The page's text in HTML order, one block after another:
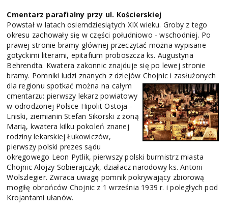
Cmentarz parafialny przy ul. Kościerskiej
Powstał w latach osiemdziesiątych XIX wieku. Groby z tego
okresu zachowały się w części południowo - wschodniej. Po
prawej stronie bramy głównej przeczytać można wypisane
gotyckimi literami, epitafium proboszcza ks. Augustyna
Behrendta. Kwatera zakonnic znajduje się po lewej stronie
bramy. Pomniki ludzi znanych z dziejów Chojnic i zasłużonych
dla regionu spotkać można na całym
cmentarzu: pierwszy lekarz powiatowy
w odrodzonej Polsce Hipolit Ostoja -
Lniski, ziemianin Stefan Sikorski z żoną
Marią, kwatera kilku pokoleń znanej
rodziny lekarskiej Łukowiczów,
pierwszy polski prezes sądu
okręgowego Leon Pytlik, pierwszy polski burmistrz miasta
Chojnic Alojzy Sobierajczyk, działacz narodowy ks. Antoni
Wolszlegier. Zwraca uwagę pomnik pokrywający zbiorową
mogiłę obrońców Chojnic z 1 września 1939 r. i poległych pod
Krojantami ułanów.